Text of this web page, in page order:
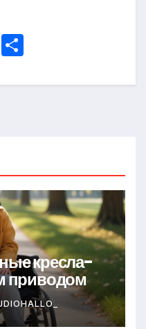
O
п
и
т
ь
кресла-
приводом